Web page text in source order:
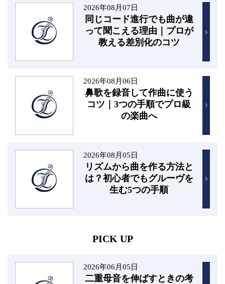
2026年08月07日
同じコード進行でも曲が違
って聞こえる理由｜プロが
教える差別化のコツ
2026年08月06日
鼻歌を録音して作曲に使う
コツ｜3つの手順でプロ級
の楽曲へ
2026年08月05日
リズムから曲を作る方法と
は？初心者でもグルーヴを
生む5つの手順
PICK UP
2026年06月05日
二重母音を伸ばすときの考